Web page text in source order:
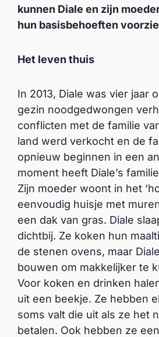
kunnen Diale en zijn
hun basisbehoeften
Het leven thuis
In 2013, Diale was vier jaar
gezin noodgedwongen
conflicten met de familie
land werd verkocht en de
opnieuw beginnen in een
moment heeft Diale’s
Zijn moeder woont in het
eenvoudig huisje met
een dak van gras. Diale
dichtbij. Ze koken hun
de stenen ovens, maar
bouwen om makkelijker te
Voor koken en drinken
uit een beekje. Ze hebben
soms valt die uit als ze het
betalen. Ook hebben ze